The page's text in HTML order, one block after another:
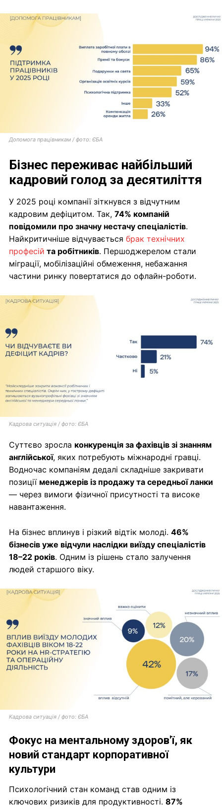
Допомога працівникам / фото: ЄБА
Бізнес переживає найбільший
кадровий голод за десятиліття
У 2025 році компанії зіткнувся з відчутним
кадровим дефіцитом. Так, 74% компаній
повідомили про значну нестачу спеціалістів.
Найкритичніше відчувається брак технічних
професій та робітників. Першоджерелом стали
міграції, мобілізаційні обмеження, небажання
частини ринку повертатися до офлайн-роботи.
Кадрова ситуація / фото: ЄБА
Суттєво зросла конкуренція за фахівців зі знанням
англійської, яких потребують міжнародні гравці.
Водночас компаніям дедалі складніше закривати
позиції менеджерів із продажу та середньої ланки
— через вимоги фізичної присутності та високе
навантаження.
На бізнес вплинув і різкий відтік молоді. 46%
бізнесів уже відчули наслідки виїзду спеціалістів
18–22 років. Одним із рішень стало залучення
людей старшого віку.
Кадрова ситуація / фото: ЄБА
Фокус на ментальному здоров'ї, як
новий стандарт корпоративної
культури
Психологічний стан команд став одним із
ключових ризиків для продуктивності. 87%